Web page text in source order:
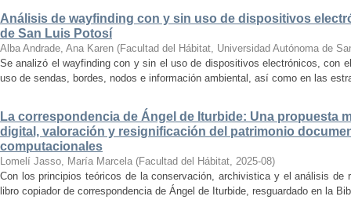
Análisis de wayfinding con y sin uso de dispositivos
de San Luis Potosí
Alba Andrade, Ana Karen (Facultad del Hábitat, Universidad Autónoma de
Se analizó el wayfinding con y sin el uso de dispositivos electrónicos, con
uso de sendas, bordes, nodos e información ambiental, así como en las
La correspondencia de Ángel de Iturbide: Una propuesta
digital, valoración y resignificación del patrimonio
computacionales
Lomelí Jasso, María Marcela (Facultad del Hábitat, 2025-08)
Con los principios teóricos de la conservación, archivistica y el análisis de
libro copiador de correspondencia de Ángel de Iturbide, resguardado en la